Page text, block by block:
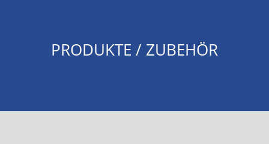
PRODUKTE / ZUBEHÖR